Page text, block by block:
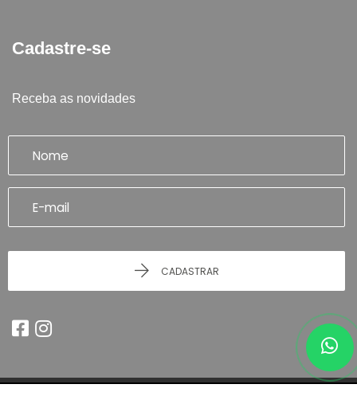
Cadastre-se
Receba as novidades
CADASTRAR